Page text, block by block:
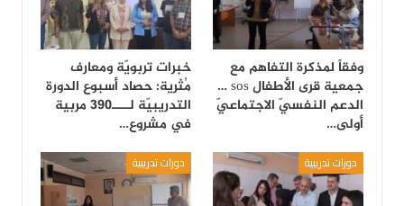
وفقاً لمذكرة التفاهم مع
جمعية قرى الأطفال sos …
الدعم النفسيّ الاجتماعيّ
أولى…
خبرات تربويّة ومعارف
مُثرية: حصاد أسبوع الدورة
التدريبيّة لــــ390 مربية
في مشروع…
دورات تدريبية دورات تدريبية